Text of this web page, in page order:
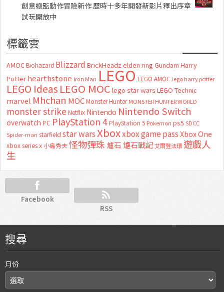
創意總監動作冒險新作 歷時十多年開發新影片釋出序章
試玩開放中
標籤雲
AMOC Biohazard Blizzard BrickHeadz elden ring Gundam Harry
Potter hearthstone Iron Man LEGO LEGO AMOC lego harry potter
LEGO Ideas LEGO MOC lego star wars LEGO Technic
marvel Mhchan MOC Monster Hunter MONSTER HUNTER WORLD
monster strike Netflix Nintendo Nintendo Switch
overwatch PC PlayStation 4 PlayStation 5 Pokemon ps5 SDCC
Spider-man starfield star warsXboxxbox game passXbox One
xbox series x 小島秀夫怪物彈珠 爐石 爐石戰記艾爾登法環 遊戲人
生
Facebook
RSS
搜尋
月份